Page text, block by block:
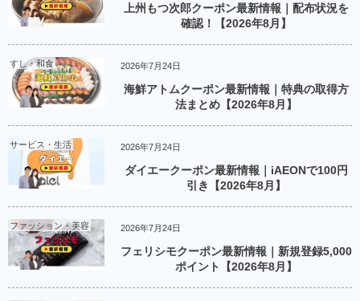
上州もつ次郎クーポン最新情報｜配布状況を
確認！【2026年8月】
すし・和食 2026年7月24日
海鮮アトムクーポン最新情報｜特典の取得方
法まとめ【2026年8月】
サービス・生活 2026年7月24日
ダイエークーポン最新情報｜iAEONで100円
引き【2026年8月】
ファッション・美容 2026年7月24日
フェリシモクーポン最新情報｜新規登録5,000
ポイント【2026年8月】